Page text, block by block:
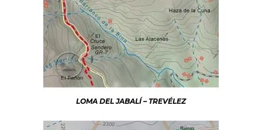
LOMA DEL JABALÍ – TREVÉLEZ